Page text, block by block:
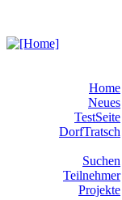
Home
Neues
TestSeite
DorfTratsch
Suchen
Teilnehmer
Projekte